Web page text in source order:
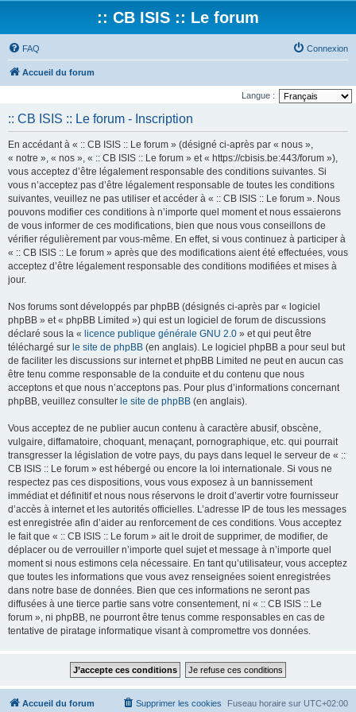
:: CB ISIS :: Le forum
FAQ Connexion
Accueil du forum
Langue :
:: CB ISIS :: Le forum - Inscription
En accédant à « :: CB ISIS :: Le forum » (désigné ci-après par « nous »,
« notre », « nos », « :: CB ISIS :: Le forum » et « https://cbisis.be:443/forum »),
vous acceptez d’être légalement responsable des conditions suivantes. Si
vous n’acceptez pas d’être légalement responsable de toutes les conditions
suivantes, veuillez ne pas utiliser et accéder à « :: CB ISIS :: Le forum ». Nous
pouvons modifier ces conditions à n’importe quel moment et nous essaierons
de vous informer de ces modifications, bien que nous vous conseillons de
vérifier régulièrement par vous-même. En effet, si vous continuez à participer à
« :: CB ISIS :: Le forum » après que des modifications aient été effectuées, vous
acceptez d’être légalement responsable des conditions modifiées et mises à
jour.
Nos forums sont développés par phpBB (désignés ci-après par « logiciel
phpBB » et « phpBB Limited ») qui est un logiciel de forum de discussions
déclaré sous la « licence publique générale GNU 2.0 » et qui peut être
téléchargé sur le site de phpBB (en anglais). Le logiciel phpBB a pour seul but
de faciliter les discussions sur internet et phpBB Limited ne peut en aucun cas
être tenu comme responsable de la conduite et du contenu que nous
acceptons et que nous n’acceptons pas. Pour plus d’informations concernant
phpBB, veuillez consulter le site de phpBB (en anglais).
Vous acceptez de ne publier aucun contenu à caractère abusif, obscène,
vulgaire, diffamatoire, choquant, menaçant, pornographique, etc. qui pourrait
transgresser la législation de votre pays, du pays dans lequel le serveur de « ::
CB ISIS :: Le forum » est hébergé ou encore la loi internationale. Si vous ne
respectez pas ces dispositions, vous vous exposez à un bannissement
immédiat et définitif et nous nous réservons le droit d’avertir votre fournisseur
d’accès à internet et les autorités officielles. L’adresse IP de tous les messages
est enregistrée afin d’aider au renforcement de ces conditions. Vous acceptez
le fait que « :: CB ISIS :: Le forum » ait le droit de supprimer, de modifier, de
déplacer ou de verrouiller n’importe quel sujet et message à n’importe quel
moment si nous estimons cela nécessaire. En tant qu’utilisateur, vous acceptez
que toutes les informations que vous avez renseignées soient enregistrées
dans notre base de données. Bien que ces informations ne seront pas
diffusées à une tierce partie sans votre consentement, ni « :: CB ISIS :: Le
forum », ni phpBB, ne pourront être tenus comme responsables en cas de
tentative de piratage informatique visant à compromettre vos données.
Accueil du forum Fuseau horaire sur UTC+02:00
Supprimer les cookies